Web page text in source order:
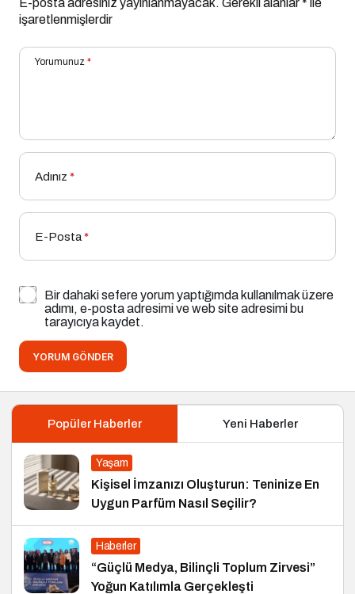
işaretlenmişlerdir
Yorumunuz *
Adınız *
E-Posta*
Bir dahaki sefere yorum yaptığımda kullanılmak üzere
adımı, e-posta adresimi ve web site adresimi bu
tarayıcıya kaydet.
YORUM GÖNDER
Popüler Haberler Yeni Haberler
Yaşam
Kişisel İmzanızı Oluşturun: Teninize En
Uygun Parfüm Nasıl Seçilir?
Haberler
“Güçlü Medya, Bilinçli Toplum Zirvesi”
Yoğun Katılımla Gerçekleşti